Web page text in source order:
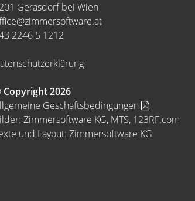
Gerasdorf bei Wien
2246 5 1212
2026
Geschäftsbedingungen
Zimmersoftware KG, MTS, 123RF.com
und Layout: Zimmersoftware KG